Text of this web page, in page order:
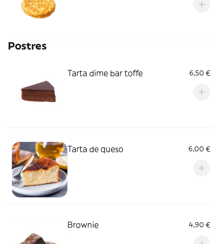
Postres
Tarta dime bar toffe 6,50 €
Tarta de queso 6,00 €
Brownie 4,90 €